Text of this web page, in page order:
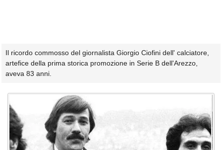
Il ricordo commosso del giornalista Giorgio Ciofini dell' calciatore,
artefice della prima storica promozione in Serie B dell'Arezzo,
aveva 83 anni.